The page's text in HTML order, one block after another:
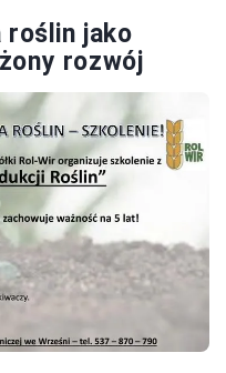
roślin jako
rozwój